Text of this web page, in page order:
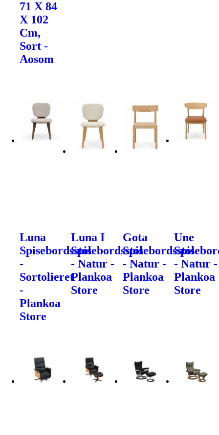
71 X 84
X 102
Cm,
Sort -
Aosom
Luna
Spisebordsstol
-
Sortolieret
-
Plankoa
Store
Luna I
Spisebordsstol
- Natur -
Plankoa
Store
Gota
Spisebordsstol
- Natur -
Plankoa
Store
Une
- Natur -
Plankoa
Store